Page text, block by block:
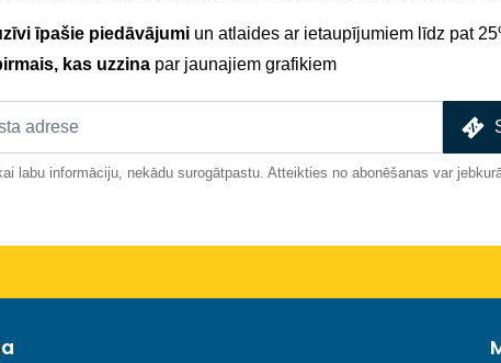
īpašie piedāvājumi un atlaides ar ietaupījumiem līdz pat
kas uzzina par jaunajiem grafikiem
labu informāciju, nekādu surogātpastu. Atteikties no abonēšanas var